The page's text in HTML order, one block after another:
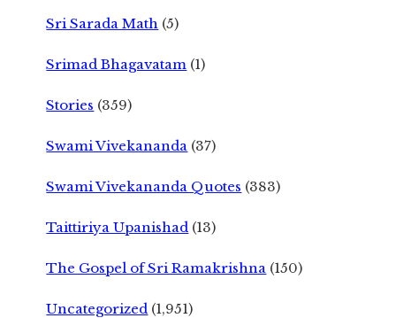
Sri Sarada Math (5)
Srimad Bhagavatam (1)
Stories (359)
Swami Vivekananda (37)
Swami Vivekananda Quotes (383)
Taittiriya Upanishad (13)
The Gospel of Sri Ramakrishna (150)
Uncategorized (1,951)